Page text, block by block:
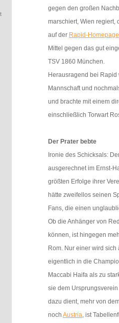
gegen den großen
marschiert, Wien regiert,
auf der Rapid-Homepage
Mittel gegen das gut
TSV 1860 München.
Herausragend bei
Mannschaft und
und brachte mit einem
einschließlich Torwart
Der Prater bebte
Ironie des Schicksals:
ausgerechnet im Ernst-
größten Erfolge ihrer
hätte zweifellos seinen
Fans, die einen
Ob die Anhänger von
können, ist hingegen
Rom. Nur einer wird sich
eigentlich in die
Maccabi Haifa als zu
sie dem
dazu dient, mehr von
noch Austria, ist